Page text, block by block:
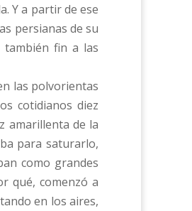
Y a partir de ese
persianas de su
también fin a las
las polvorientas
cotidianos diez
amarillenta de la
para saturarlo,
como grandes
qué, comenzó a
en los aires,